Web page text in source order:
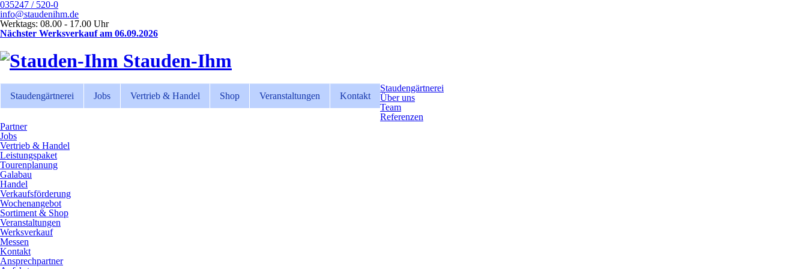
035247 / 520-0
info@staudenihm.de
Werktags: 08.00 - 17.00 Uhr
Nächster Werksverkauf am 06.09.2026
Stauden-Ihm
Staudengärtnerei Jobs Vertrieb & Handel Shop Veranstaltungen Kontakt
Staudengärtnerei
Über uns
Team
Referenzen
Partner
Jobs
Vertrieb & Handel
Leistungspaket
Tourenplanung
Galabau
Handel
Verkaufsförderung
Wochenangebot
Sortiment & Shop
Veranstaltungen
Werksverkauf
Messen
Kontakt
Ansprechpartner